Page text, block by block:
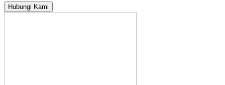
Hubungi Kami